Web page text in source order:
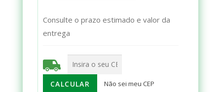
Consulte o prazo estimado e valor da
entrega
Não sei meu CEP